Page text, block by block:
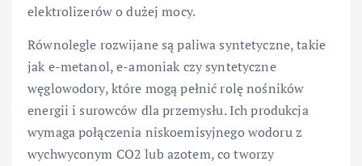
elektrolizerów o dużej mocy.
Równolegle rozwijane są paliwa syntetyczne, takie
jak e-metanol, e-amoniak czy syntetyczne
węglowodory, które mogą pełnić rolę nośników
energii i surowców dla przemysłu. Ich produkcja
wymaga połączenia niskoemisyjnego wodoru z
wychwyconym CO2 lub azotem, co tworzy